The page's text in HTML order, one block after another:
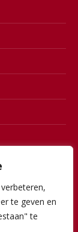
te geven en
te